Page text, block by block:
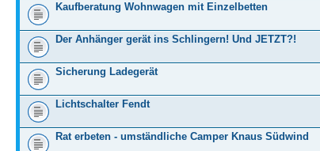
Kaufberatung Wohnwagen mit Einzelbetten
Der Anhänger gerät ins Schlingern! Und JETZT?!
Sicherung Ladegerät
Lichtschalter Fendt
Rat erbeten - umständliche Camper Knaus Südwind